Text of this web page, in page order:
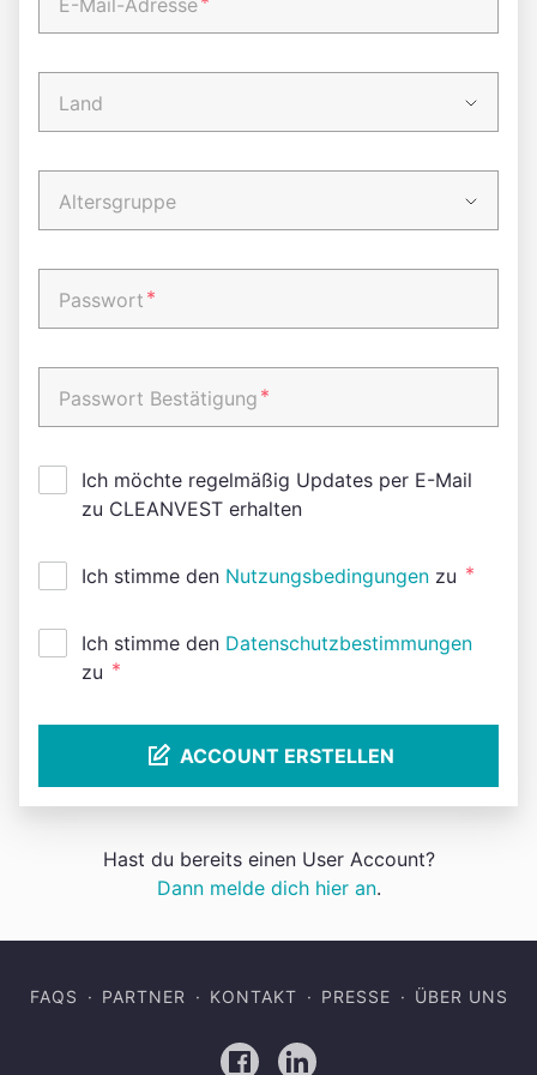
E-Mail-Adresse
Land
Altersgruppe
Passwort *
Passwort Bestätigung *
Ich möchte regelmäßig Updates per E-Mail
zu CLEANVEST erhalten
Ich stimme den Nutzungsbedingungen zu *
Ich stimme den Datenschutzbestimmungen
zu *
ACCOUNT ERSTELLEN
Hast du bereits einen User Account?
Dann melde dich hier an.
FAQS PARTNER KONTAKT PRESSE ÜBER UNS